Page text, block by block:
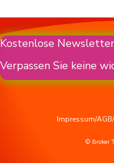
Kostenlose
Verpassen Sie keine
Impressum/
© Broker